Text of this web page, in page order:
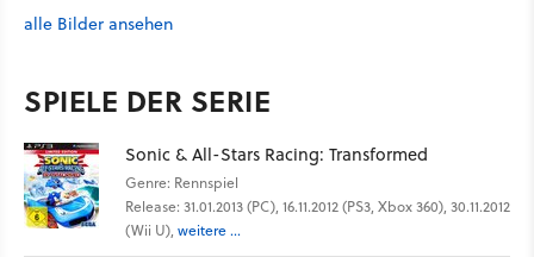
alle Bilder ansehen
SPIELE DER SERIE
Sonic & All-Stars Racing: Transformed
Genre: Rennspiel
Release: 31.01.2013 (PC), 16.11.2012 (PS3, Xbox 360), 30.11.2012
(Wii U), weitere ...